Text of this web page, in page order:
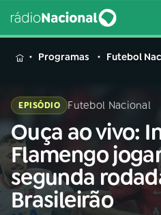
MENU
Buscar
na
Rádio
Nacional
Buscar
Programas Futebol
EPISÓDIO Futebol Nacional
Ouça ao vivo:
Flamengo
segunda
Brasileirão